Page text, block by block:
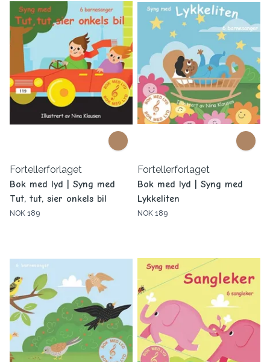
Fortellerforlaget
Bok med lyd | Syng med
Tut, tut, sier onkels bil
NOK 189
Fortellerforlaget
Bok med lyd | Syng med
Lykkeliten
NOK 189